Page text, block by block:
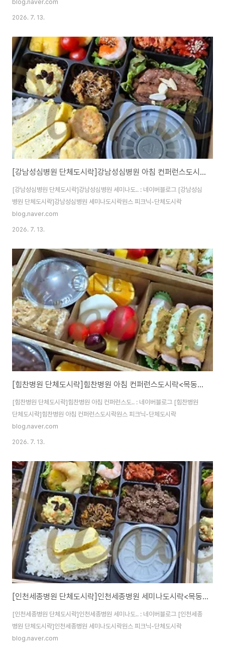
blog.naver.com
2026. 7. 13.
[강남성심병원 단체도시락]강남성심병원 아침 컨퍼런스도시락<목동도시락/단체도시락/도시락케이터링:원스피크닉>
[강남성심병원 단체도시락]강남성심병원 세미나도.. : 네이버블로그 [강남성심
병원 단체도시락]강남성심병원 세미나도시락원스 피크닉-단체도시락
blog.naver.com
2026. 7. 13.
[힘찬병원 단체도시락]힘찬병원 아침 컨퍼런스도시락<목동도시락/단체도시락/도시락케이터링:원스피크닉>
[힘찬병원 단체도시락]힘찬병원 아침 컨퍼런스도.. : 네이버블로그 [힘찬병원
단체도시락]힘찬병원 아침 컨퍼런스도시락원스 피크닉-단체도시락
blog.naver.com
2026. 7. 13.
[인천세종병원 단체도시락]인천세종병원 세미나도시락<목동도시락/단체도시락/도시락케이터링:원스피크닉>
[인천세종병원 단체도시락]인천세종병원 세미나도.. : 네이버블로그 [인천세종
병원 단체도시락]인천세종병원 세미나도시락원스 피크닉-단체도시락
blog.naver.com